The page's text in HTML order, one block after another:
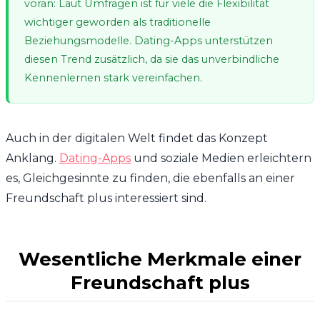
voran: Laut Umfragen ist für viele die Flexibilität
wichtiger geworden als traditionelle
Beziehungsmodelle. Dating-Apps unterstützen
diesen Trend zusätzlich, da sie das unverbindliche
Kennenlernen stark vereinfachen.
Auch in der digitalen Welt findet das Konzept
Anklang. Dating-Apps und soziale Medien erleichtern
es, Gleichgesinnte zu finden, die ebenfalls an einer
Freundschaft plus interessiert sind.
Wesentliche Merkmale einer
Freundschaft plus